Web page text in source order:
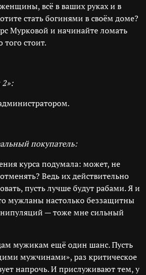
всё в ваших руках и в
стать богинями в своём доме?
Мурковой и начинайте ломать
стоит.
покупатель:
курса подумала: может, не
Ведь их действительно
пусть лучше будут рабами. Я и
мужланы настолько беззащитны
— тоже мне сильный
мужикам ещё один шанс. Пусть
мужчинами», раз критическое
напрочь. И прислуживают тем, у